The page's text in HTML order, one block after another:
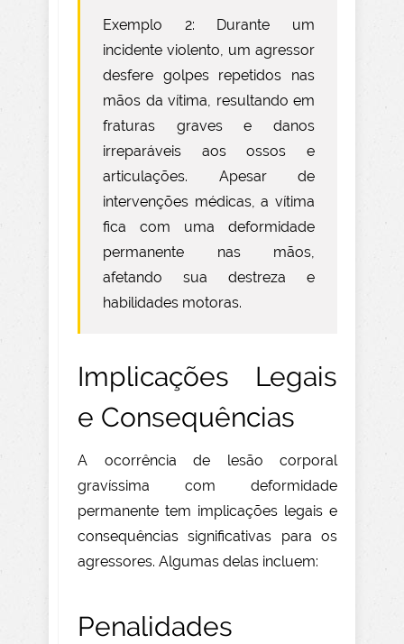
Exemplo 2: Durante um
incidente violento, um agressor
desfere golpes repetidos nas
mãos da vítima, resultando em
fraturas graves e danos
irreparáveis aos ossos e
articulações. Apesar de
intervenções médicas, a vítima
fica com uma deformidade
permanente nas mãos,
afetando sua destreza e
habilidades motoras.
Implicações Legais
e Consequências
A ocorrência de lesão corporal
gravíssima com deformidade
permanente tem implicações legais e
consequências significativas para os
agressores. Algumas delas incluem:
Penalidades